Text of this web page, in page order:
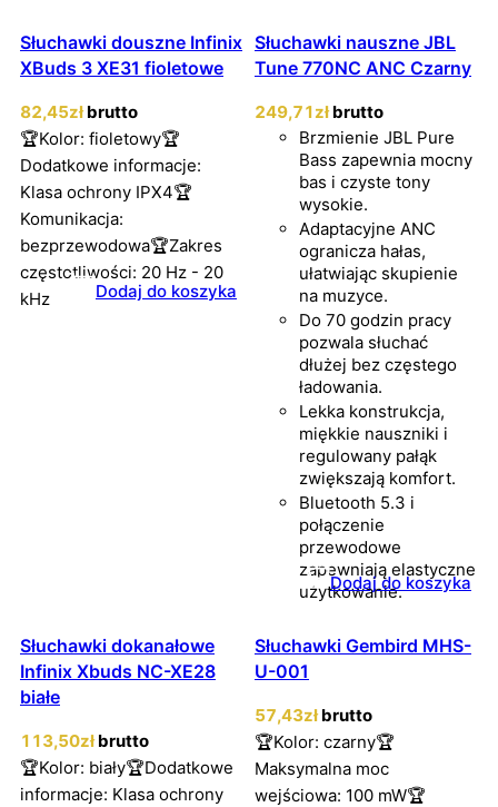
Słuchawki douszne Infinix
XBuds 3 XE31 fioletowe
82,45zł brutto
🏆Kolor: fioletowy🏆
Dodatkowe informacje:
Klasa ochrony IPX4🏆
Komunikacja:
bezprzewodowa🏆Zakres
częstotliwości: 20 Hz - 20
kHz
Dodaj do koszyka
Słuchawki nauszne JBL
Tune 770NC ANC Czarny
249,71zł brutto
Brzmienie JBL Pure
Bass zapewnia mocny
bas i czyste tony
wysokie.
Adaptacyjne ANC
ogranicza hałas,
ułatwiając skupienie
na muzyce.
Do 70 godzin pracy
pozwala słuchać
dłużej bez częstego
ładowania.
Lekka konstrukcja,
miękkie nauszniki i
regulowany pałąk
zwiększają komfort.
Bluetooth 5.3 i
połączenie
przewodowe
zapewniają elastyczne
użytkowanie.
Dodaj do koszyka
Słuchawki dokanałowe
Infinix Xbuds NC-XE28
białe
113,50zł brutto
🏆Kolor: biały🏆Dodatkowe
informacje: Klasa ochrony
Słuchawki Gembird MHS-
U-001
57,43zł brutto
🏆Kolor: czarny🏆
Maksymalna moc
wejściowa: 100 mW🏆